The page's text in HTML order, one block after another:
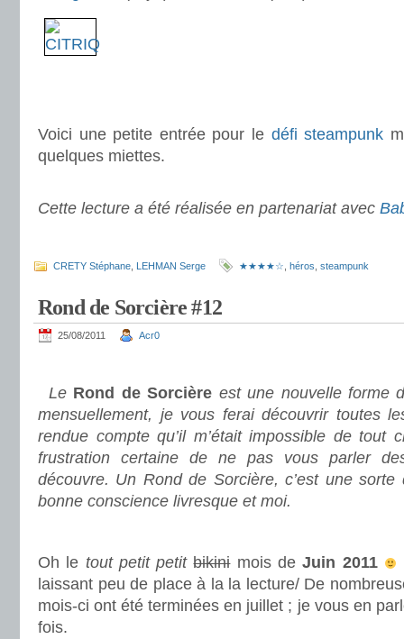
Voici une petite entrée pour le défi steampunk
quelques miettes.
Cette lecture a été réalisée en partenariat avec
CRETY Stéphane LEHMAN Serge ★★★★☆ héros steampunk
Rond de Sorcière #12
25/08/2011 Acr0
Le Rond de Sorcière est une nouvelle forme
mensuellement, je vous ferai découvrir toutes
rendue compte qu’il m’était impossible de tout
frustration certaine de ne pas vous parler
découvre. Un Rond de Sorcière, c’est une
bonne conscience livresque et moi.
Oh le tout petit petit bikinimois deJuin 2011
laissant peu de place à la la lecture/ De
mois-ci ont été terminées en juillet ; je vous en
fois.